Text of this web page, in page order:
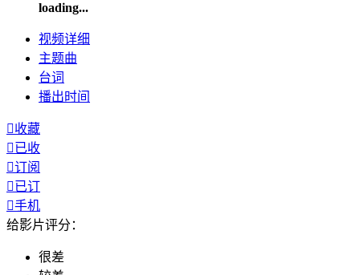
loading...
视频详细
主题曲
台词
播出时间
收藏
已收
订阅
已订
手机
给影片评分：
很差